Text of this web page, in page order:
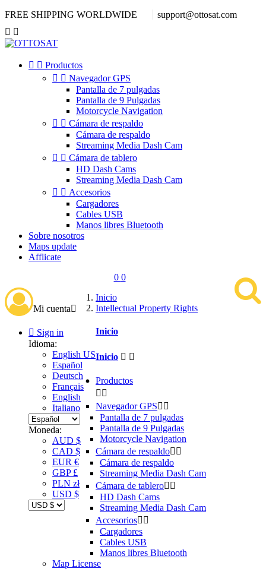
FREE SHIPPING WORLDWIDE
support@ottosat.com
 
  Productos
  Navegador GPS
Pantalla de 7 pulgadas
Pantalla de 9 Pulgadas
Motorcycle Navigation
  Cámara de respaldo
Cámara de respaldo
Streaming Media Dash Cam
  Cámara de tablero
HD Dash Cams
Streaming Media Dash Cam
  Accesorios
Cargadores
Cables USB
Manos libres Bluetooth
Sobre nosotros
Maps update
Afflicate
0 0
Mi cuenta
 Sign in
Idioma:
English US
Español
Deutsch
Français
English
Italiano
Moneda:
AUD $
CAD $
EUR €
GBP £
PLN zł
USD $
Inicio
Intellectual Property Rights
Inicio
Inicio  
Productos
 
Navegador GPS 
Pantalla de 7 pulgadas
Pantalla de 9 Pulgadas
Motorcycle Navigation
Cámara de respaldo 
Cámara de respaldo
Streaming Media Dash Cam
Cámara de tablero 
HD Dash Cams
Streaming Media Dash Cam
Accesorios 
Cargadores
Cables USB
Manos libres Bluetooth
Map License